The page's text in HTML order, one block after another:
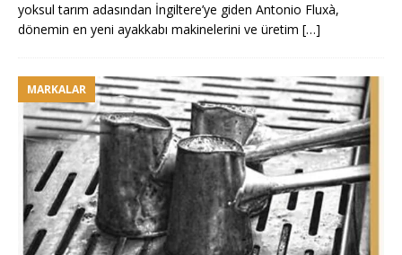
yoksul tarım adasından İngiltere’ye giden Antonio Fluxà,
dönemin en yeni ayakkabı makinelerini ve üretim […]
MARKALAR